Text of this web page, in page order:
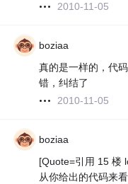
2010-11-05
boziaa
真的是一样的，代
错，纠结了
2010-11-05
boziaa
[Quote=引用 15 楼
从你给出的代码来